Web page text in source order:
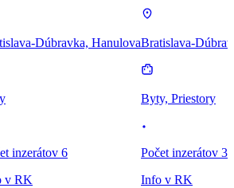
Dúbravka, Hanulova
inzerátov 6
v RK
Bratislava-
Byty, Priestory
Počet inzerátov 3
Info v RK